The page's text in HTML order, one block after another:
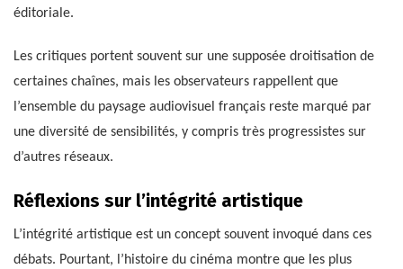
éditoriale.
Les critiques portent souvent sur une supposée droitisation de
certaines chaînes, mais les observateurs rappellent que
l’ensemble du paysage audiovisuel français reste marqué par
une diversité de sensibilités, y compris très progressistes sur
d’autres réseaux.
Réflexions sur l’intégrité artistique
L’intégrité artistique est un concept souvent invoqué dans ces
débats. Pourtant, l’histoire du cinéma montre que les plus